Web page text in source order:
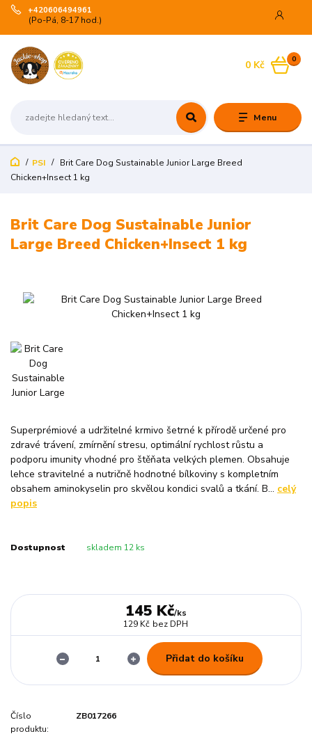
Menu
+420606494961
(Po-Pá, 8-17 hod.)
0
0 Kč
PSI
Brit Care Dog Sustainable Junior Large Breed
Chicken+Insect 1 kg
Brit Care Dog Sustainable Junior
Large Breed Chicken+Insect 1 kg
Superprémiové a udržitelné krmivo šetrné k přírodě určené pro
zdravé trávení, zmírnění stresu, optimální rychlost růstu a
podporu imunity vhodné pro štěňata velkých plemen. Obsahuje
lehce stravitelné a nutričně hodnotné bílkoviny s kompletním
obsahem aminokyselin pro skvělou kondici svalů a tkání. B... celý
popis
Dostupnost skladem 12 ks
145 Kč/ks
129 Kč bez DPH
Přidat do košíku
Číslo
produktu:
ZB017266